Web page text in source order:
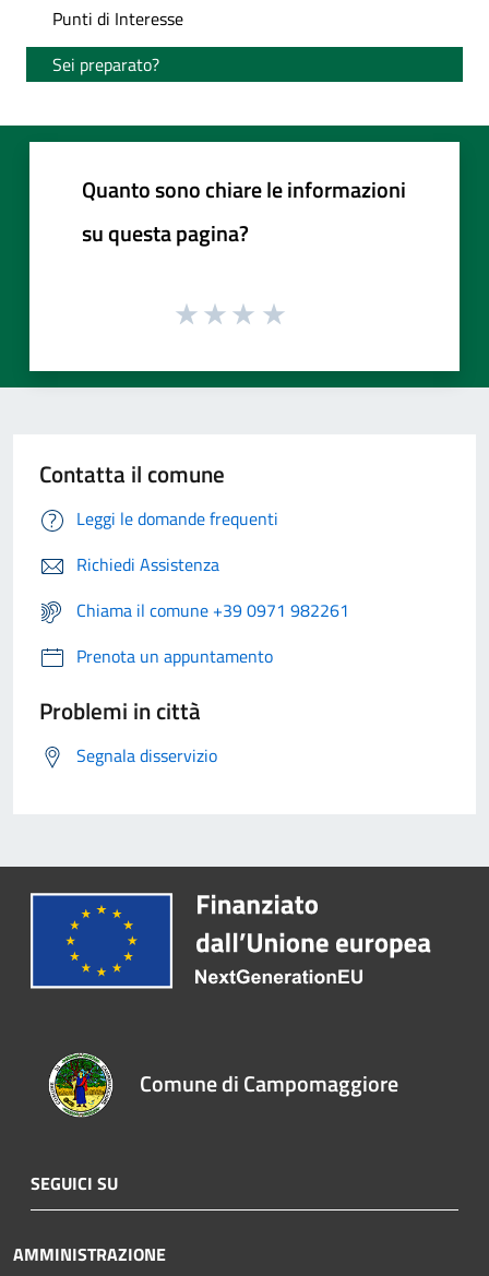
Punti di Interesse
Sei preparato?
Quanto sono chiare le informazioni
su questa pagina?
Contatta il comune
Leggi le domande frequenti
Richiedi Assistenza
Chiama il comune +39 0971 982261
Prenota un appuntamento
Problemi in città
Segnala disservizio
Comune di Campomaggiore
SEGUICI SU
AMMINISTRAZIONE